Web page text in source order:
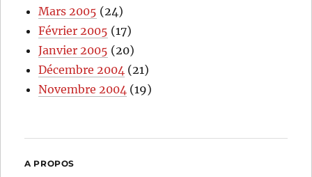
Mars 2005 (24)
Février 2005 (17)
Janvier 2005 (20)
Décembre 2004 (21)
Novembre 2004 (19)
A PROPOS